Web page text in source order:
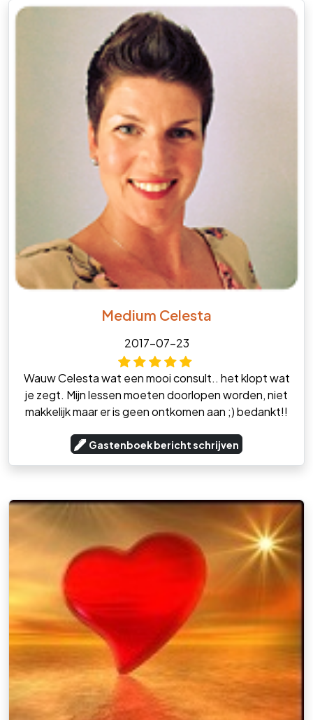
Medium Celesta
2017-07-23
Wauw Celesta wat een mooi consult.. het klopt wat
je zegt. Mijn lessen moeten doorlopen worden, niet
makkelijk maar er is geen ontkomen aan ;) bedankt!!
Gastenboek bericht schrijven